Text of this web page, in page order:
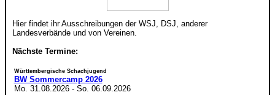
Hier findet ihr Ausschreibungen der WSJ, DSJ, anderer
Landesverbände und von Vereinen.
Nächste Termine:
Württembergische Schachjugend
BW Sommercamp 2026
Mo. 31.08.2026- So. 06.09.2026